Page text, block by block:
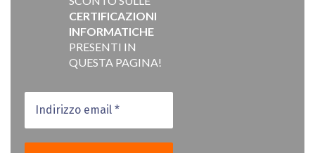
CERTIFICAZIONI
INFORMATICHE
PRESENTI IN
QUESTA PAGINA!